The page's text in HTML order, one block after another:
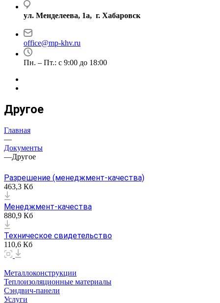
ул. Менделеева, 1а, г. Хабаровск
office@mp-khv.ru
Пн. – Пт.: с 9:00 до 18:00
Другое
Главная
—
Документы
—Другое
Разрешение (менеджмент-качества)
463,3 Кб
Менеджмент-качества
880,9 Кб
Техническое свидетельство
110,6 Кб
Металлоконструкции
Теплоизоляционные материалы
Сэндвич-панели
Услуги